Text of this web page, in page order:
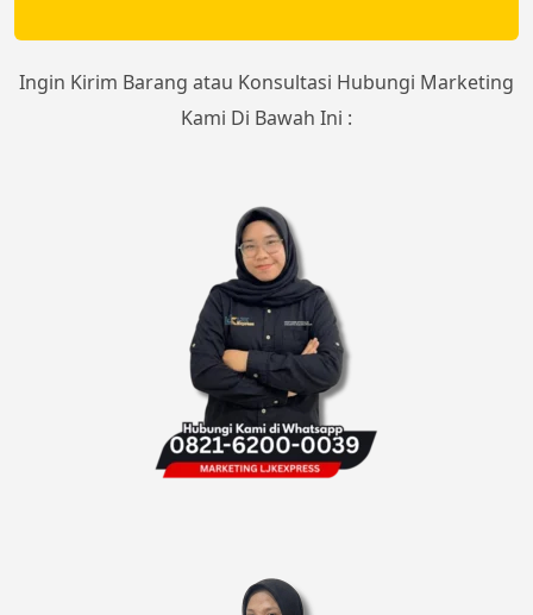
Ingin Kirim Barang atau Konsultasi Hubungi Marketing
Kami Di Bawah Ini :